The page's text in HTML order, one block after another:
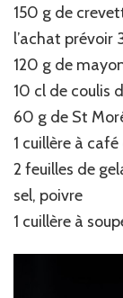
150 g de
l’achat prévoir
120 g de
10 cl de coulis
60 g de St
1 cuillère à
2 feuilles de
sel, poivre
1 cuillère à